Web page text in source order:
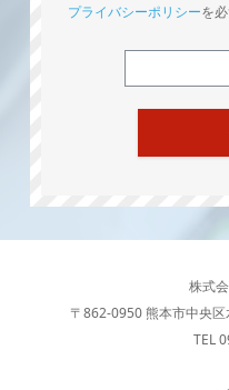
プライバシーポリシーを
株式
〒862-0950 熊本市中央
TEL